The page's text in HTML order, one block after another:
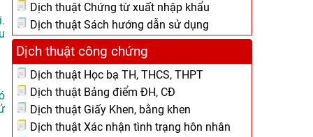
Dịch thuật Chứng từ xuất nhập khẩu
Dịch thuật Sách hướng dẫn sử dụng
Dịch thuật công chứng
Dịch thuật Học bạ TH, THCS, THPT
Dịch thuật Bảng điểm ĐH, CĐ
Dịch thuật Giấy Khen, bằng khen
Dịch thuật Xác nhận tình trạng hôn nhân